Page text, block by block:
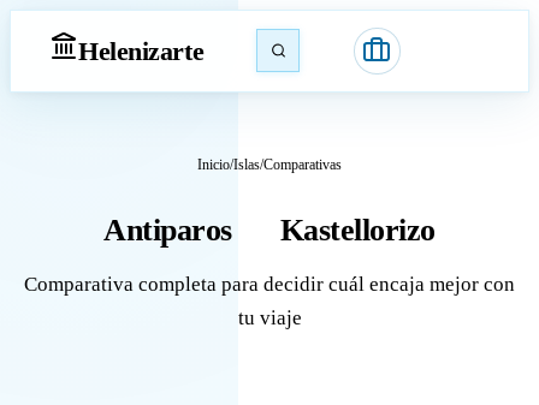
Helenizarte
Inicio/Islas/Comparativas
Antiparos Kastellorizo
Comparativa completa para decidir cuál encaja mejor con
tu viaje